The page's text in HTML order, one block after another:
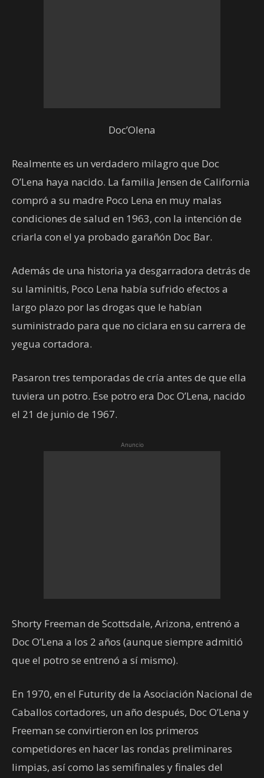
Doc’Olena
Realmente es un verdadero milagro que Doc
O’Lena haya nacido. La familia Jensen de California
compró a su madre Poco Lena en muy malas
condiciones de salud en 1963, con la intención de
criarla con el ya probado garañón Doc Bar.
Además de una historia ya desgarradora detrás de
su laminitis, Poco Lena había sufrido efectos a
largo plazo por las drogas que le habían
suministrado para que no ciclara en su carrera de
yegua cortadora.
Pasaron tres temporadas de cría antes de que ella
tuviera un potro. Ese potro era Doc O’Lena, nacido
el 21 de junio de 1967.
Anuncio
Shorty Freeman de Scottsdale, Arizona, entrenó a
Doc O’Lena a los 2 años (aunque siempre admitió
que el potro se entrenó a sí mismo).
En 1970, en el Futurity de la Asociación Nacional de
Caballos cortadores, un año después, Doc O’Lena y
Freeman se convirtieron en los primeros
competidores en hacer las rondas preliminares
limpias, así como las semifinales y finales del